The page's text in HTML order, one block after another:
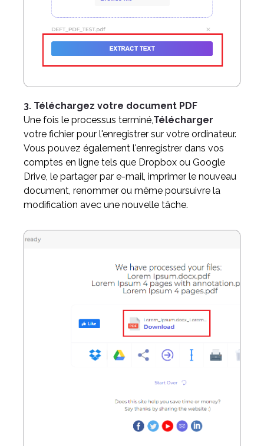
3. Téléchargez votre document PDF
Une fois le processus terminé,Télécharger
votre fichier pour l'enregistrer sur votre ordinateur.
Vous pouvez également l'enregistrer dans vos
comptes en ligne tels que Dropbox ou Google
Drive, le partager par e-mail, imprimer le nouveau
document, renommer ou même poursuivre la
modification avec une nouvelle tâche.